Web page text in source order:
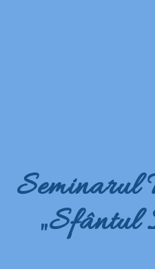
Seminarul
„Sfântul